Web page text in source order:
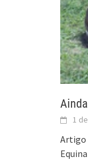
1
Artigo